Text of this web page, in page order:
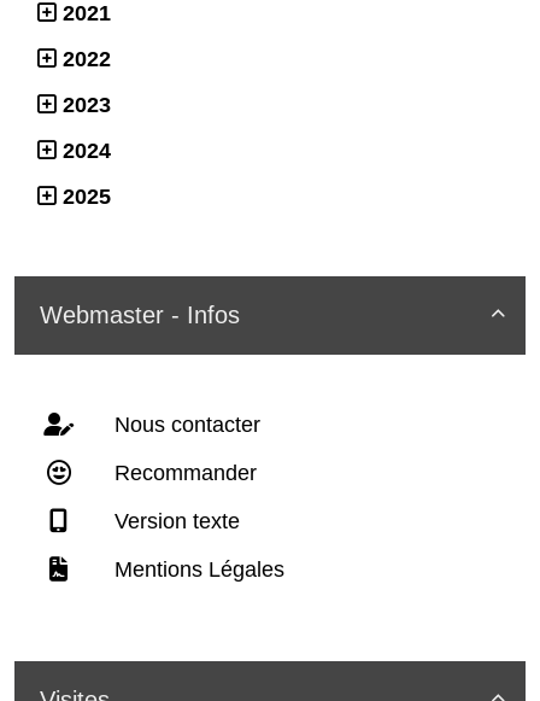
2021
2022
2023
2024
2025

Webmaster - Infos
Nous contacter
Recommander
Version texte
Mentions Légales